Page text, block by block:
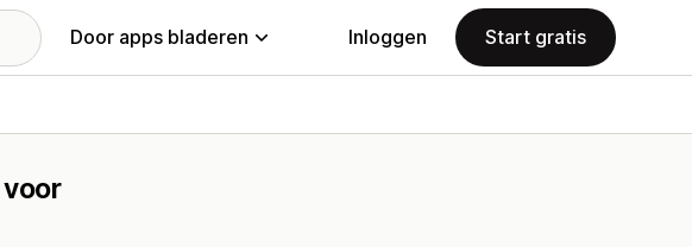
Door apps bladeren Inloggen Start gratis